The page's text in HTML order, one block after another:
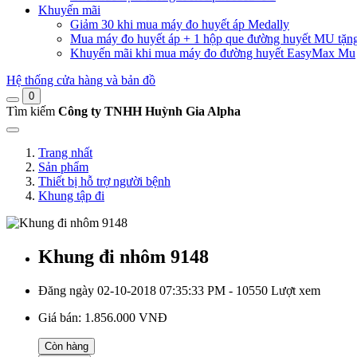
Khuyến mãi
Giảm 30 khi mua máy đo huyết áp Medally
Mua máy đo huyết áp + 1 hộp que đường huyết MU
Khuyến mãi khi mua máy đo đường huyết EasyMax Mu
Hệ thống cửa hàng và bản đồ
0
Tìm kiếm Công ty TNHH Huỳnh Gia Alpha
Trang nhất
Sản phẩm
Thiết bị hỗ trợ người bệnh
Khung tập đi
Khung đi nhôm 9148
Đăng ngày 02-10-2018 07:35:33 PM - 10550 Lượt xem
Giá bán: 1.856.000 VNĐ
Còn hàng